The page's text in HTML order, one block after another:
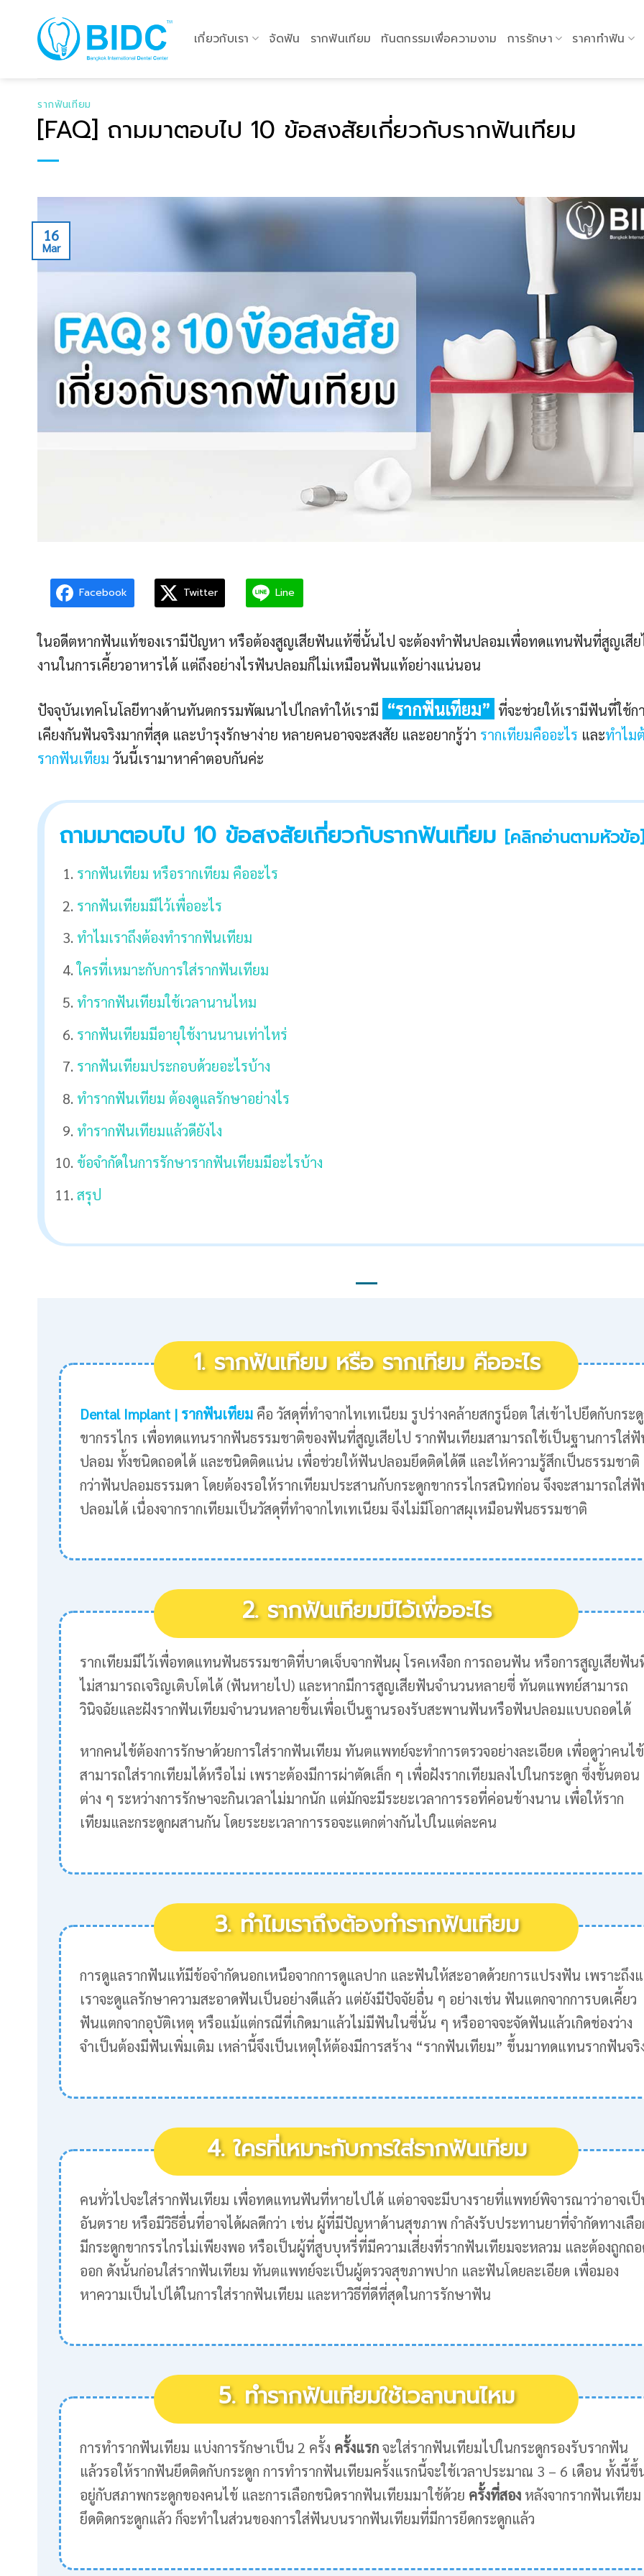
content
เกี่ยวกับเรา จัดฟัน รากฟันเทียม ทันตกรรมเพื่อความงาม การรักษา ราคาทำฟัน
รากฟันเทียม
[FAQ] ถามมาตอบไป 10 ข้อสงสัยเกี่ยวกับรากฟันเทียม
16
Mar
Facebook Twitter Line
ในอดีตหากฟันแท้ของเรามีปัญหา หรือต้องสูญเสียฟันแท้ซี่นั้นไป จะต้องทำฟันปลอมเพื่อทดแทนฟันที่สูญเสีย
งานในการเคี้ยวอาหารได้ แต่ถึงอย่างไรฟันปลอมก็ไม่เหมือนฟันแท้อย่างแน่นอน
ปัจจุบันเทคโนโลยีทางด้านทันตกรรมพัฒนาไปไกลทำให้เรามี “รากฟันเทียม” ที่จะช่วยให้เรามีฟันที่ใช้ก
เคียงกันฟันจริงมากที่สุด และบำรุงรักษาง่าย หลายคนอาจจะสงสัย และอยากรู้ว่า รากเทียมคืออะไร และทำไม
รากฟันเทียม วันนี้เรามาหาคำตอบกันค่ะ
ถามมาตอบไป 10 ข้อสงสัยเกี่ยวกับรากฟันเทียม [คลิกอ่านตามหัวข้อ]
รากฟันเทียม หรือรากเทียม คืออะไร
รากฟันเทียมมีไว้เพื่ออะไร
ทำไมเราถึงต้องทำรากฟันเทียม
ใครที่เหมาะกับการใส่รากฟันเทียม
ทำรากฟันเทียมใช้เวลานานไหม
รากฟันเทียมมีอายุใช้งานนานเท่าไหร่
รากฟันเทียมประกอบด้วยอะไรบ้าง
ทำรากฟันเทียม ต้องดูแลรักษาอย่างไร
ทำรากฟันเทียมแล้วดียังไง
ข้อจำกัดในการรักษารากฟันเทียมมีอะไรบ้าง
สรุป
1. รากฟันเทียม หรือ รากเทียม คืออะไร
Dental Implant | รากฟันเทียม คือ วัสดุที่ทำจากไทเทเนียม รูปร่างคล้ายสกรูน็อต ใส่เข้าไปยึดกับกระ
ขากรรไกร เพื่อทดแทนรากฟันธรรมชาติของฟันที่สูญเสียไป รากฟันเทียมสามารถใช้เป็นฐานการใส่
ปลอม ทั้งชนิดถอดได้ และชนิดติดแน่น เพื่อช่วยให้ฟันปลอมยึดติดได้ดี และให้ความรู้สึกเป็นธรรมชาติ
กว่าฟันปลอมธรรมดา โดยต้องรอให้รากเทียมประสานกับกระดูกขากรรไกรสนิทก่อน จึงจะสามารถใส่
ปลอมได้ เนื่องจากรากเทียมเป็นวัสดุที่ทำจากไทเทเนียม จึงไม่มีโอกาสผุเหมือนฟันธรรมชาติ
2. รากฟันเทียมมีไว้เพื่ออะไร
รากเทียมมีไว้เพื่อทดแทนฟันธรรมชาติที่บาดเจ็บจากฟันผุ โรคเหงือก การถอนฟัน หรือการสูญเสียฟัน
ไม่สามารถเจริญเติบโตได้ (ฟันหายไป) และหากมีการสูญเสียฟันจำนวนหลายซี่ ทันตแพทย์สามารถ
วินิจฉัยและฝังรากฟันเทียมจำนวนหลายชิ้นเพื่อเป็นฐานรองรับสะพานฟันหรือฟันปลอมแบบถอดได้
หากคนไข้ต้องการรักษาด้วยการใส่รากฟันเทียม ทันตแพทย์จะทำการตรวจอย่างละเอียด เพื่อดูว่าคนไข้
สามารถใส่รากเทียมได้หรือไม่ เพราะต้องมีการผ่าตัดเล็ก ๆ เพื่อฝังรากเทียมลงไปในกระดูก ซึ่งขั้นตอน
ต่าง ๆ ระหว่างการรักษาจะกินเวลาไม่มากนัก แต่มักจะมีระยะเวลาการรอที่ค่อนข้างนาน เพื่อให้ราก
เทียมและกระดูกผสานกัน โดยระยะเวลาการรอจะแตกต่างกันไปในแต่ละคน
3. ทำไมเราถึงต้องทำรากฟันเทียม
การดูแลรากฟันแท้มีข้อจำกัดนอกเหนือจากการดูแลปาก และฟันให้สะอาดด้วยการแปรงฟัน เพราะถึง
เราจะดูแลรักษาความสะอาดฟันเป็นอย่างดีแล้ว แต่ยังมีปัจจัยอื่น ๆ อย่างเช่น ฟันแตกจากการบดเคี้ยว
ฟันแตกจากอุบัติเหตุ หรือแม้แต่กรณีที่เกิดมาแล้วไม่มีฟันในซี่นั้น ๆ หรืออาจจะจัดฟันแล้วเกิดช่องว่าง
จำเป็นต้องมีฟันเพิ่มเติม เหล่านี้จึงเป็นเหตุให้ต้องมีการสร้าง “รากฟันเทียม” ขึ้นมาทดแทนรากฟันจริ
4. ใครที่เหมาะกับการใส่รากฟันเทียม
คนทั่วไปจะใส่รากฟันเทียม เพื่อทดแทนฟันที่หายไปได้ แต่อาจจะมีบางรายที่แพทย์พิจารณาว่าอาจเ
อันตราย หรือมีวิธีอื่นที่อาจได้ผลดีกว่า เช่น ผู้ที่มีปัญหาด้านสุขภาพ กำลังรับประทานยาที่จำกัดทางเลื
มีกระดูกขากรรไกรไม่เพียงพอ หรือเป็นผู้ที่สูบบุหรี่ที่มีความเสี่ยงที่รากฟันเทียมจะหลวม และต้องถูกถ
ออก ดังนั้นก่อนใส่รากฟันเทียม ทันตแพทย์จะเป็นผู้ตรวจสุขภาพปาก และฟันโดยละเอียด เพื่อมอง
หาความเป็นไปได้ในการใส่รากฟันเทียม และหาวิธีที่ดีที่สุดในการรักษาฟัน
5. ทำรากฟันเทียมใช้เวลานานไหม
การทำรากฟันเทียม แบ่งการรักษาเป็น 2 ครั้ง ครั้งแรกจะใส่รากฟันเทียมไปในกระดูกรองรับรากฟัน
แล้วรอให้รากฟันยึดติดกับกระดูก การทำรากฟันเทียมครั้งแรกนี้จะใช้เวลาประมาณ 3 – 6 เดือน ทั้งนี้ขึ้
อยู่กับสภาพกระดูกของคนไข้ และการเลือกชนิดรากฟันเทียมมาใช้ด้วย ครั้งที่สอง หลังจากรากฟันเทียม
ยึดติดกระดูกแล้ว ก็จะทำในส่วนของการใส่ฟันบนรากฟันเทียมที่มีการยึดกระดูกแล้ว